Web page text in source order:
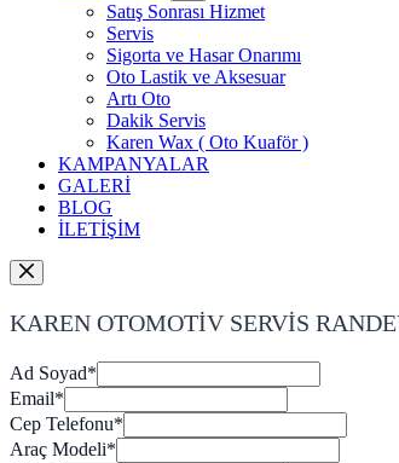
Satış Sonrası Hizmet
Servis
Sigorta ve Hasar Onarımı
Oto Lastik ve Aksesuar
Artı Oto
Dakik Servis
Karen Wax ( Oto Kuaför )
KAMPANYALAR
GALERİ
BLOG
İLETİŞİM
KAREN OTOMOTİV SERVİS
Ad Soyad*
Email*
Cep Telefonu*
Araç Modeli*